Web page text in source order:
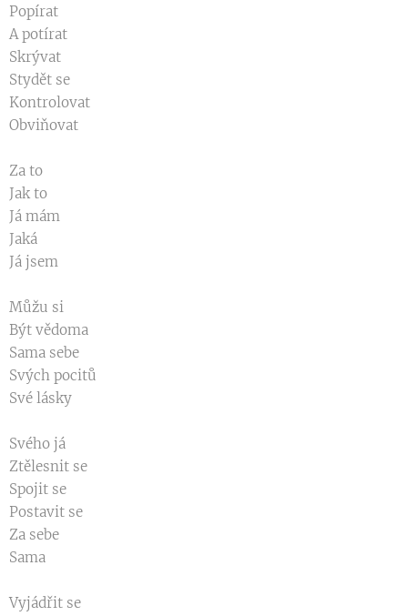
Popírat
A potírat
Skrývat
Stydět se
Kontrolovat
Obviňovat
Za to
Jak to
Já mám
Jaká
Já jsem
Můžu si
Být vědoma
Sama sebe
Svých pocitů
Své lásky
Svého já
Ztělesnit se
Spojit se
Postavit se
Za sebe
Sama
Vyjádřit se